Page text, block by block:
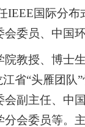
IEEE国际分
委员、中国
教授、博士
省“头雁团
副主任、中
会委员等。